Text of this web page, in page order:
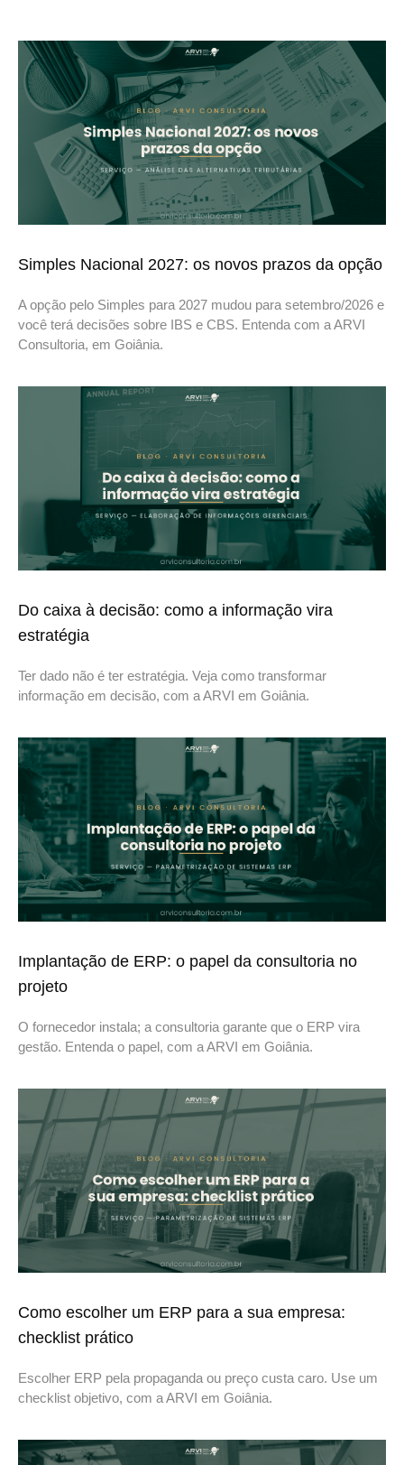
Simples Nacional 2027: os novos prazos da opção
A opção pelo Simples para 2027 mudou para setembro/2026 e
você terá decisões sobre IBS e CBS. Entenda com a ARVI
Consultoria, em Goiânia.
Do caixa à decisão: como a informação vira
estratégia
Ter dado não é ter estratégia. Veja como transformar
informação em decisão, com a ARVI em Goiânia.
Implantação de ERP: o papel da consultoria no
projeto
O fornecedor instala; a consultoria garante que o ERP vira
gestão. Entenda o papel, com a ARVI em Goiânia.
Como escolher um ERP para a sua empresa:
checklist prático
Escolher ERP pela propaganda ou preço custa caro. Use um
checklist objetivo, com a ARVI em Goiânia.